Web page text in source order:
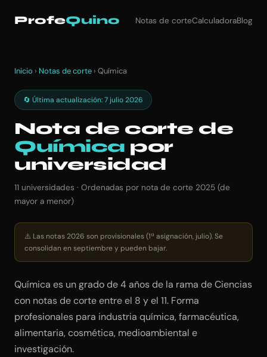
ProfeQuino Notas de corteCalculadoraBlog
Inicio › Notas de corte › Química
🔄 Última actualización: 7 julio 2026
Nota de corte de
Química por
universidad
11 universidades · Ordenadas por nota de corte 2025 (de
mayor a menor)
⚠️ Las notas 2026 son provisionales (1ª asignación, julio). Se
consolidan en septiembre y pueden bajar.
Química es un grado de 4 años de la rama de Ciencias
con notas de corte entre el 8 y el 11. Forma
profesionales para industria química, farmacéutica,
alimentaria, cosmética, medioambiental e
investigación.